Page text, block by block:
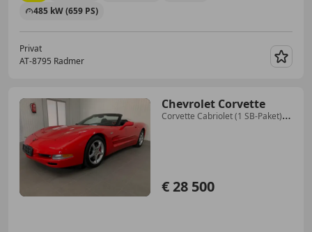
485 kW (659 PS)
Privat
AT-8795 Radmer
Chevrolet Corvette
Corvette Cabriolet (1 SB-Paket)
€ 28 500